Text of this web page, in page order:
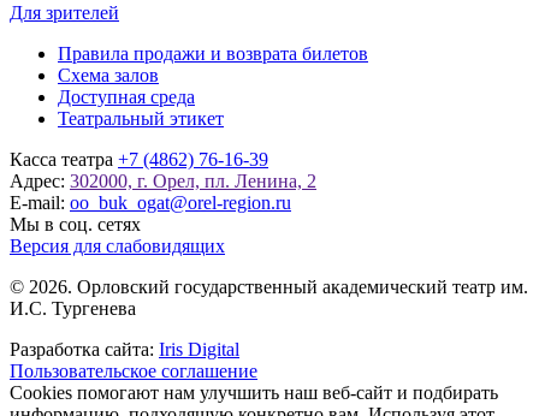
Для зрителей
Правила продажи и возврата билетов
Схема залов
Доступная среда
Театральный этикет
Касса театра +7 (4862) 76-16-39
Адрес: 302000, г. Орел, пл. Ленина, 2
E-mail: oo_buk_ogat@orel-region.ru
Мы в соц. сетях
Версия для слабовидящих
© 2026. Орловский государственный академический театр им.
И.С. Тургенева
Разработка сайта: Iris Digital
Пользовательское соглашение
Cookies помогают нам улучшить наш веб-сайт и подбирать